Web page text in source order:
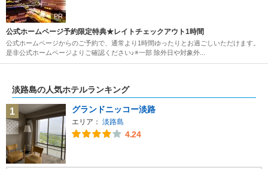
PR
公式ホームページ予約限定特典★レイトチェックアウト1時間
公式ホームページからのご予約で、通常より1時間ゆったりとお過ごしいただけます。
是非公式ホームページよりご確認ください♪※一部 除外日や対象外...
淡路島の人気ホテルランキング
1 グランドニッコー淡路
エリア： 淡路島
4.24